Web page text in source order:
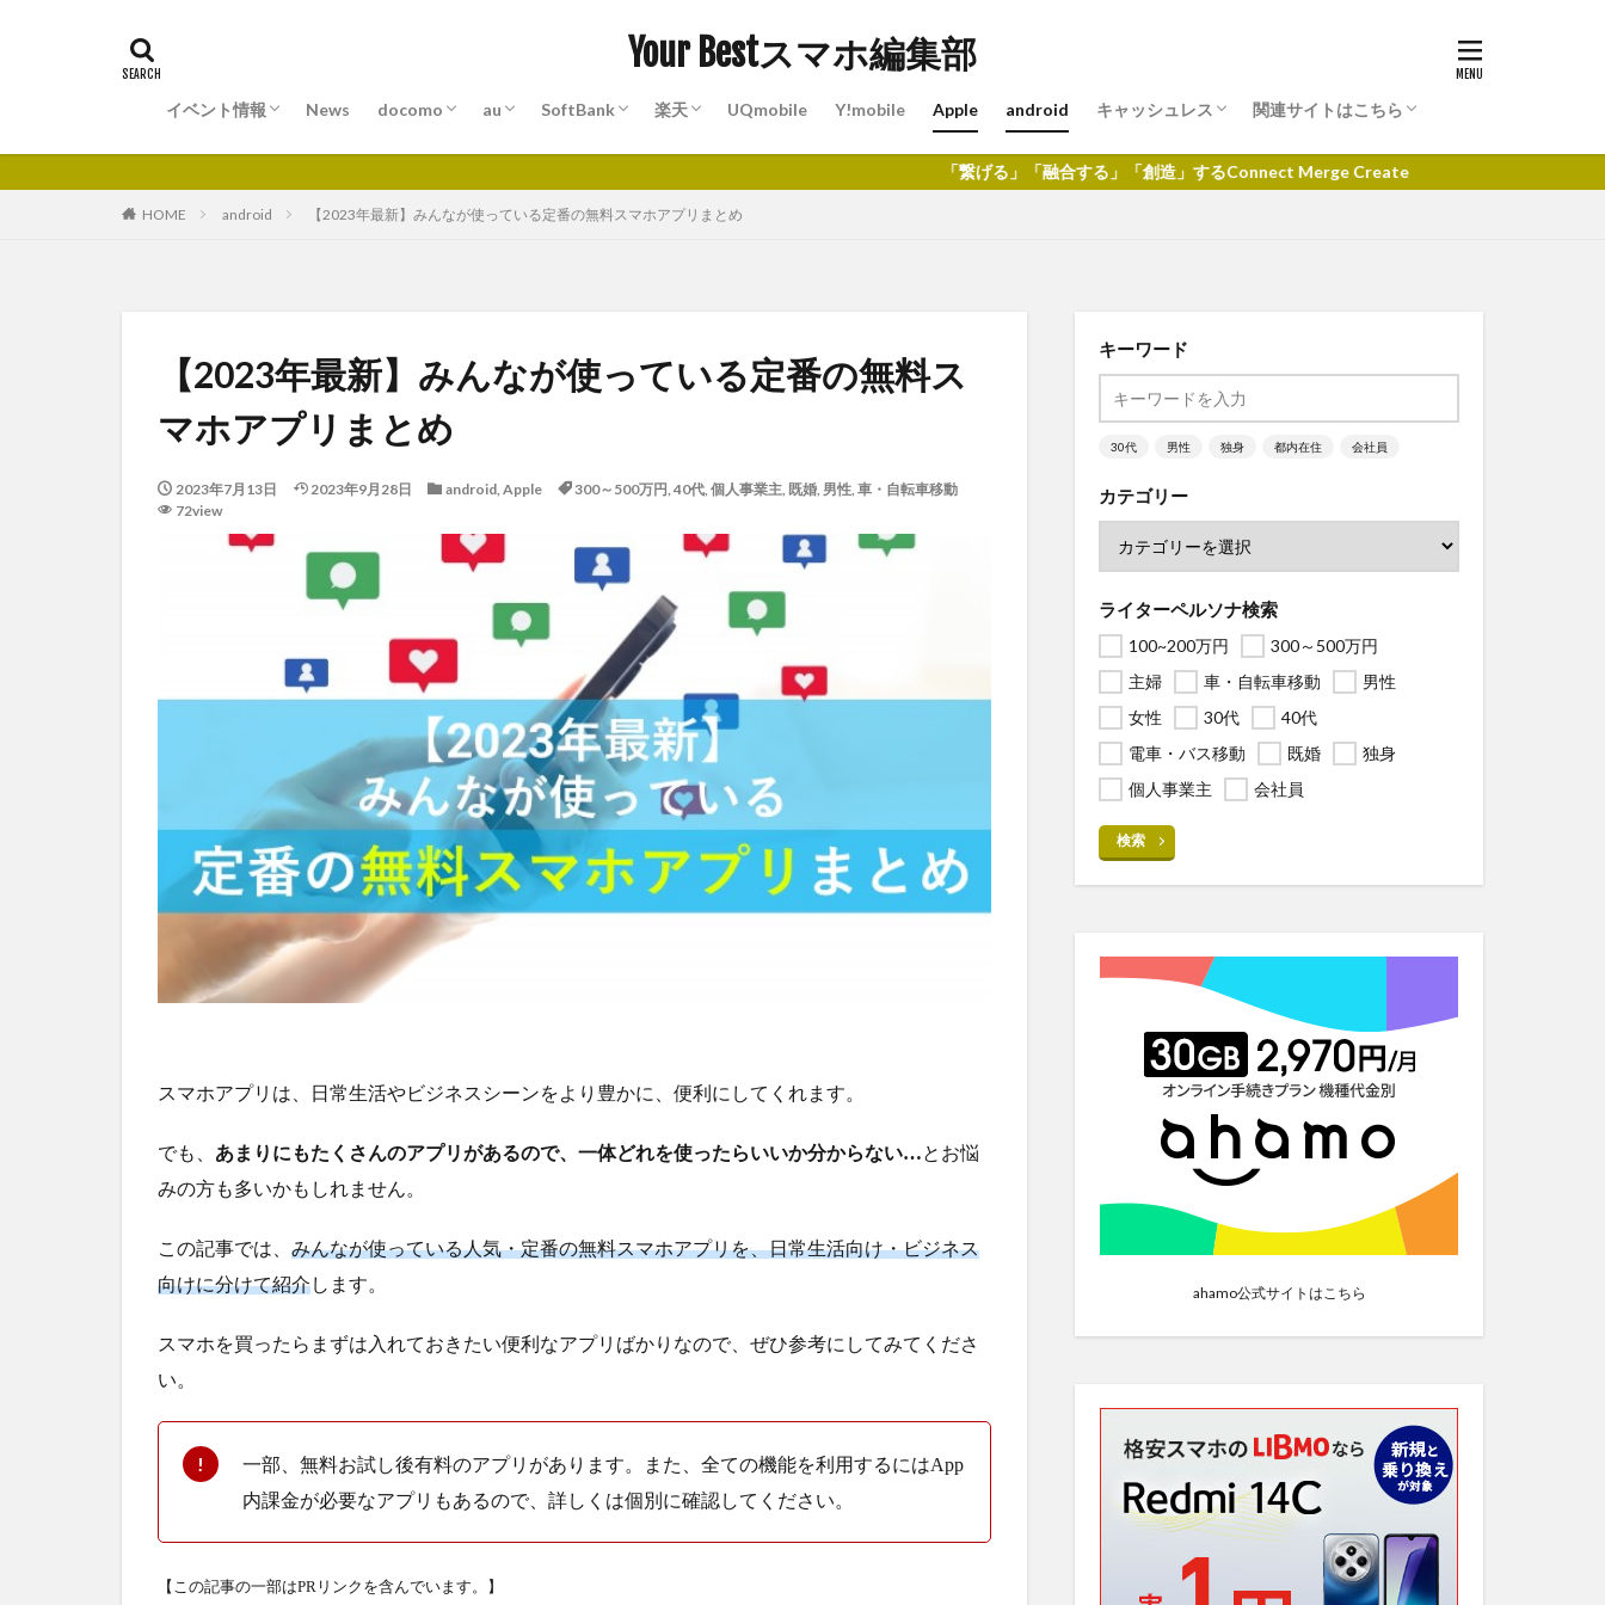
Your Bestスマホ編集部
イベント情報
北海道エリア
東北エリア
関東エリア
中部エリア
近畿エリア
中国エリア
四国エリア
九州・沖縄エリア
News docomo
料金プラン
ドコモ光
ドコモでんき
サービス
au
料金プラン
auひかり
auでんき
SoftBank
料金プラン
SoftBankひかり
おうちでんき(by SoftBank)
楽天
料金プラン
楽天ひかり
楽天でんき
UQmobile Y!mobile Apple android キャッシュレス
クレジットカード
d払い
au PAY
paypay
楽天pay
関連サイトはこちら
投資情報サイト
「繋げる」「融合する」「創造」するConnect Merge Create
HOME android 【2023年最新】みんなが使っている定番の無料スマホアプリまとめ
【2023年最新】みんなが使っている定番の無料ス
マホアプリまとめ
2023年7月13日 2023年9月28日 android, Apple 300～500万円, 40代, 個人事業主, 既婚, 男性, 車・自転車移動
72view
スマホアプリは、日常生活やビジネスシーンをより豊かに、便利にしてくれます。
でも、 あまりにもたくさんのアプリがあるので、一体どれを使ったらいいか分からない…とお悩
みの方も多いかもしれません。
この記事では、 みんなが使っている人気・定番の無料スマホアプリを、日常生活向け・ビジネス
向けに分けて紹介します。
スマホを買ったらまずは入れておきたい便利なアプリばかりなので、ぜひ参考にしてみてくださ
い。
一部、無料お試し後有料のアプリがあります。また、全ての機能を利用するにはApp
内課金が必要なアプリもあるので、詳しくは個別に確認してください。
【この記事の一部はPRリンクを含んでいます。】
キーワード
30代 男性 独身 都内在住 会社員
カテゴリー
ライターペルソナ検索
100~200万円
300～500万円
主婦
車・自転車移動
男性
女性
30代
40代
電車・バス移動
既婚
独身
個人事業主
会社員
検索
ahamo公式サイトはこちら